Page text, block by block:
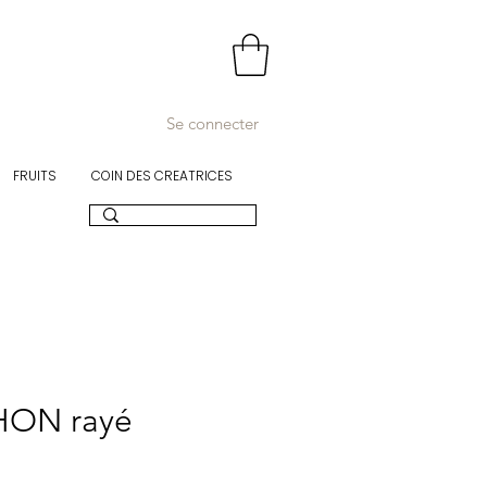
Se connecter
FRUITS COIN DES CREATRICES
rayé